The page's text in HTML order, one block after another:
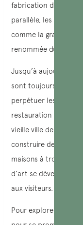
fabrication de
parallèle, les
comme la gravure
renommée du village
Jusqu’à aujourd’hui,
sont toujours
perpétuer les
restauration et à la
vieille ville de Hoi An
construire des
maisons à trois
d’art se développe
aux visiteurs.
Pour explorer le